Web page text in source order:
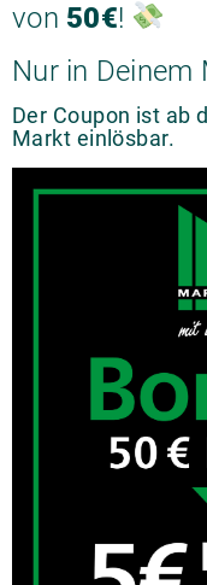
von 50€!
Nur in Deinem
Der Coupon ist ab
Markt einlösbar.